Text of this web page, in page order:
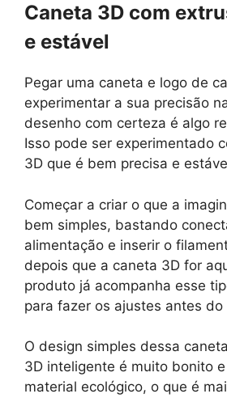
Caneta 3D com
e estável
Pegar uma caneta e logo de
experimentar a sua precisão
desenho com certeza é algo
Isso pode ser experimentado
3D que é bem precisa e
Começar a criar o que a
bem simples, bastando
alimentação e inserir o
depois que a caneta 3D for
produto já acompanha esse
para fazer os ajustes antes do
O design simples dessa
3D inteligente é muito bonito
material ecológico, o que é